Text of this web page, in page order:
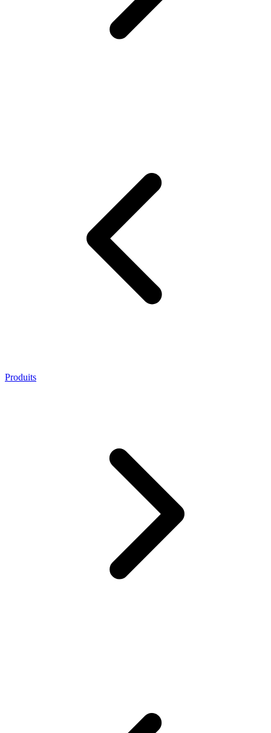
Produits